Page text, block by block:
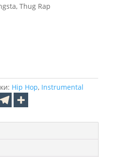
Thug Rap
Hip Hop, Instrumental